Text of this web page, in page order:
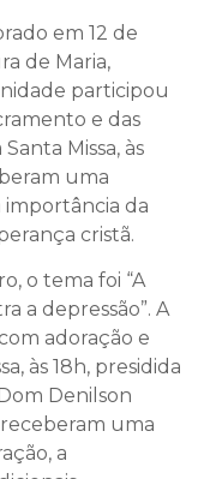
em 12 de
de Maria,
participou
e das
Missa, às
uma
importância da
cristã.
o tema foi “A
a depressão”. A
adoração e
às 18h, presidida
Denilson
receberam uma
a